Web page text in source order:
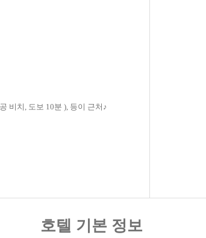
비치, 도보 10분 ), 등이 근처♪
호텔 기본 정보